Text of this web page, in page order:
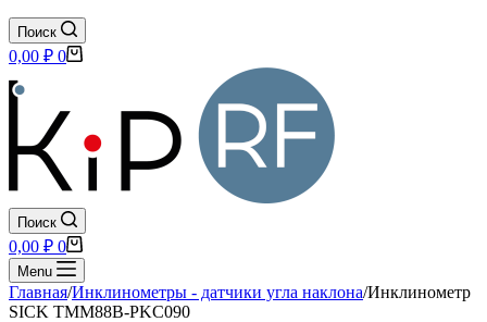
Поиск
Корзина
0,00 ₽ 0
Поиск
Корзина
0,00 ₽ 0
Menu
Главная/Инклинометры - датчики угла наклона/Инклинометр
SICK TMM88B-PKC090